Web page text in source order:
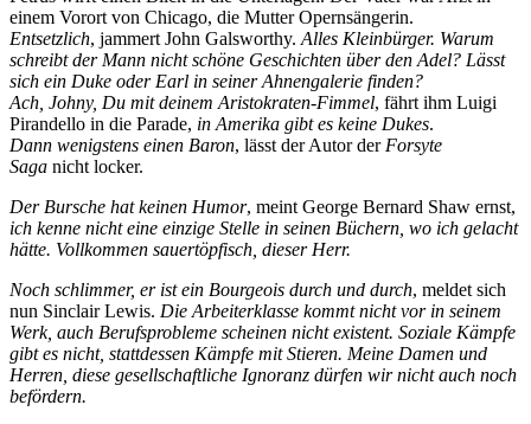
einem Vorort von Chicago, die Mutter Opernsängerin.
Entsetzlich, jammert John Galsworthy. Alles Kleinbürger. Warum
schreibt der Mann nicht schöne Geschichten über den Adel? Lässt
sich ein Duke oder Earl in seiner Ahnengalerie finden?
Ach, Johny, Du mit deinem Aristokraten-Fimmel, fährt ihm Luigi
Pirandello in die Parade, in Amerika gibt es keine Dukes.
Dann wenigstens einen Baron, lässt der Autor der Forsyte
Saga nicht locker.
Der Bursche hat keinen Humor, meint George Bernard Shaw ernst,
ich kenne nicht eine einzige Stelle in seinen Büchern, wo ich gelacht
hätte. Vollkommen sauertöpfisch, dieser Herr.
Noch schlimmer, er ist ein Bourgeois durch und durch, meldet sich
nun Sinclair Lewis. Die Arbeiterklasse kommt nicht vor in seinem
Werk, auch Berufsprobleme scheinen nicht existent. Soziale Kämpfe
gibt es nicht, stattdessen Kämpfe mit Stieren. Meine Damen und
Herren, diese gesellschaftliche Ignoranz dürfen wir nicht auch noch
befördern.